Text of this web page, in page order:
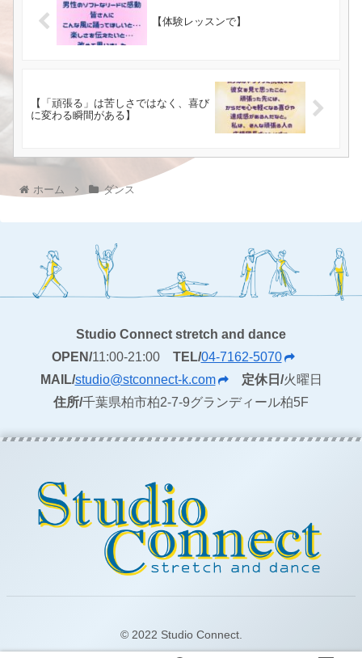
【体験レッスンで】
【「頑張る」は苦しさではなく、喜び
に変わる瞬間がある】
ホーム ダンス
Studio Connect stretch and dance
OPEN/11:00-21:00 TEL/04-7162-5070
MAIL/studio@stconnect-k.com 定休日/火曜日
住所/千葉県柏市柏2-7-9グランディール柏5F
© 2022 Studio Connect.